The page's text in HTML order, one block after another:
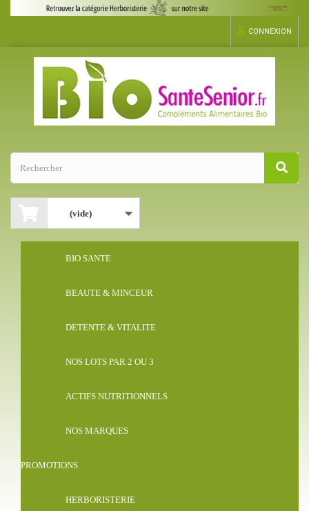
CONNEXION
(vide)
BIO SANTE
BEAUTE & MINCEUR
DETENTE & VITALITE
NOS LOTS PAR 2 OU 3
ACTIFS NUTRITIONNELS
NOS MARQUES
PROMOTIONS
HERBORISTERIE